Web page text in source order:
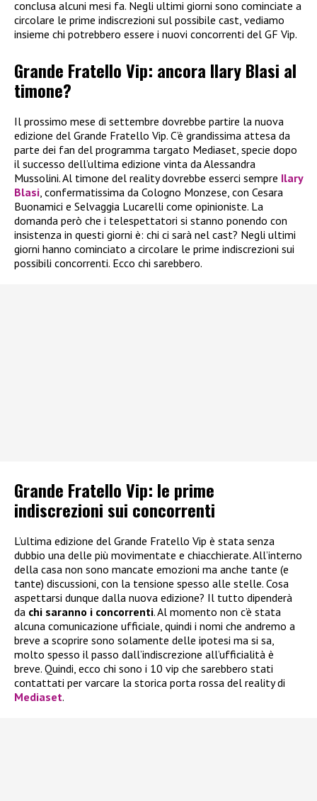
conclusa alcuni mesi fa. Negli ultimi giorni sono cominciate a
circolare le prime indiscrezioni sul possibile cast, vediamo
insieme chi potrebbero essere i nuovi concorrenti del GF Vip.
Grande Fratello Vip: ancora Ilary Blasi al
timone?
Il prossimo mese di settembre dovrebbe partire la nuova
edizione del Grande Fratello Vip. C’è grandissima attesa da
parte dei fan del programma targato Mediaset, specie dopo
il successo dell’ultima edizione vinta da Alessandra
Mussolini. Al timone del reality dovrebbe esserci sempre Ilary
Blasi , confermatissima da Cologno Monzese, con Cesara
Buonamici e Selvaggia Lucarelli come opinioniste. La
domanda però che i telespettatori si stanno ponendo con
insistenza in questi giorni è: chi ci sarà nel cast? Negli ultimi
giorni hanno cominciato a circolare le prime indiscrezioni sui
possibili concorrenti. Ecco chi sarebbero.
Grande Fratello Vip: le prime
indiscrezioni sui concorrenti
L’ultima edizione del Grande Fratello Vip è stata senza
dubbio una delle più movimentate e chiacchierate. All’interno
della casa non sono mancate emozioni ma anche tante (e
tante) discussioni, con la tensione spesso alle stelle. Cosa
aspettarsi dunque dalla nuova edizione? Il tutto dipenderà
da chi saranno i concorrenti. Al momento non c’è stata
alcuna comunicazione ufficiale, quindi i nomi che andremo a
breve a scoprire sono solamente delle ipotesi ma si sa,
molto spesso il passo dall’indiscrezione all’ufficialità è
breve. Quindi, ecco chi sono i 10 vip che sarebbero stati
contattati per varcare la storica porta rossa del reality di
Mediaset.